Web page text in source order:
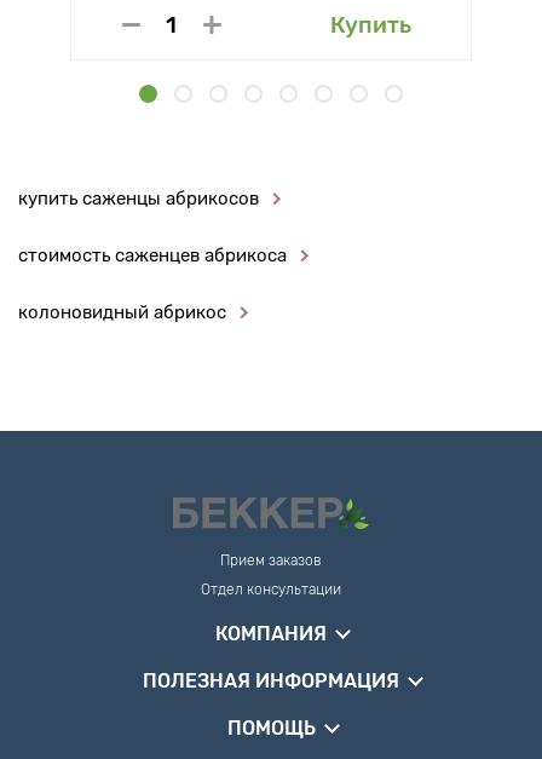
Купить
купить саженцы абрикосов
стоимость саженцев абрикоса
колоновидный абрикос
Прием заказов
Отдел консультации
КОМПАНИЯ
ПОЛЕЗНАЯ ИНФОРМАЦИЯ
ПОМОЩЬ